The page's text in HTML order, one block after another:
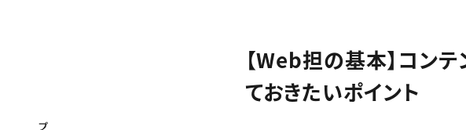
【Web担の基本】コン
ておきたいポイント